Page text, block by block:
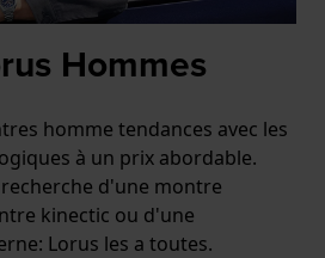
Hommes
homme tendances avec les
à un prix abordable.
d'une montre
kinectic ou d'une
Lorus les a toutes.